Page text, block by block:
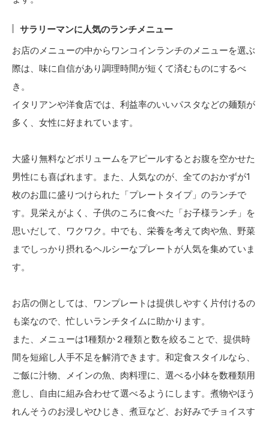
サラリーマンに人気のランチメニュー
お店のメニューの中からワンコインランチのメニューを選ぶ
際は、味に自信があり調理時間が短くて済むものにするべ
き。
イタリアンや洋食店では、利益率のいいパスタなどの麺類が
多く、女性に好まれています。
大盛り無料などボリュームをアピールするとお腹を空かせた
男性にも喜ばれます。また、人気なのが、全てのおかずが1
枚のお皿に盛りつけられた「プレートタイプ」のランチで
す。見栄えがよく、子供のころに食べた「お子様ランチ」を
思いだして、ワクワク。中でも、栄養を考えて肉や魚、野菜
までしっかり摂れるヘルシーなプレートが人気を集めていま
す。
お店の側としては、ワンプレートは提供しやすく片付けるの
も楽なので、忙しいランチタイムに助かります。
また、メニューは1種類か２種類と数を絞ることで、提供時
間を短縮し人手不足を解消できます。和定食スタイルなら、
ご飯に汁物、メインの魚、肉料理に、選べる小鉢を数種類用
意し、自由に組み合わせて選べるようにします。煮物やほう
れんそうのお浸しやひじき、煮豆など、お好みでチョイスす